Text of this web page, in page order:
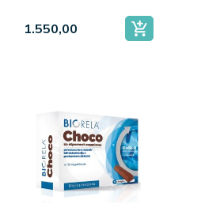
1.550,00